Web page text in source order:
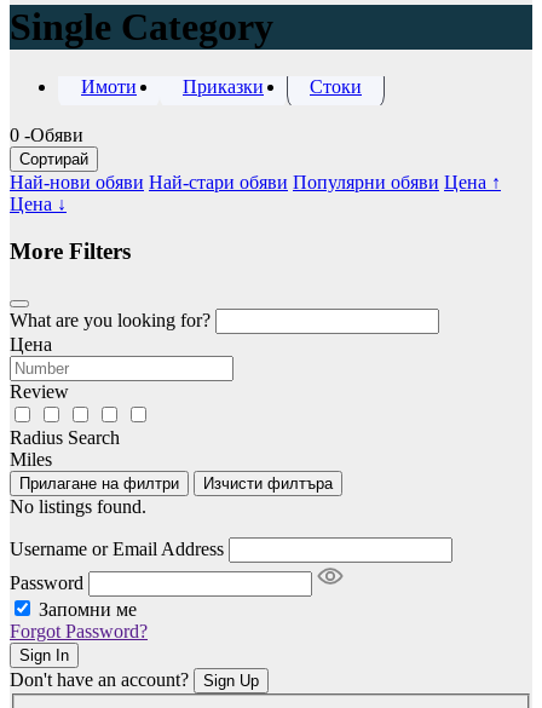
Single Category
Имоти Приказки Стоки
0 -Обяви
Сортирай
Най-нови обяви Най-стари обяви Популярни обяви Цена ↑
Цена ↓
More Filters
What are you looking for?
Цена
Review
Radius Search
Miles
Прилагане на филтри Изчисти филтъра
No listings found.
Username or Email Address
Password
Запомни ме
Forgot Password?
Sign In
Don't have an account? Sign Up